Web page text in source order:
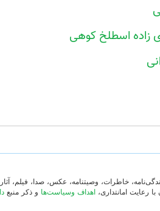
زاده اسطلخ کوهی
خاطرات، وصیتنامه، عکس، صدا، فیلم،
رعایت امانتداری، اهداف وسیاست‌ها و ذکر منبع